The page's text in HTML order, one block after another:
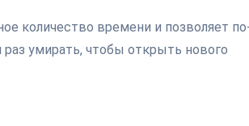
количество времени и позволяет
умирать, чтобы открыть нового